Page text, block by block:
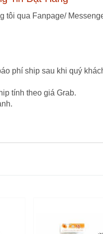
qua Fanpage/
phí ship sau khi quý
tính theo giá Grab.